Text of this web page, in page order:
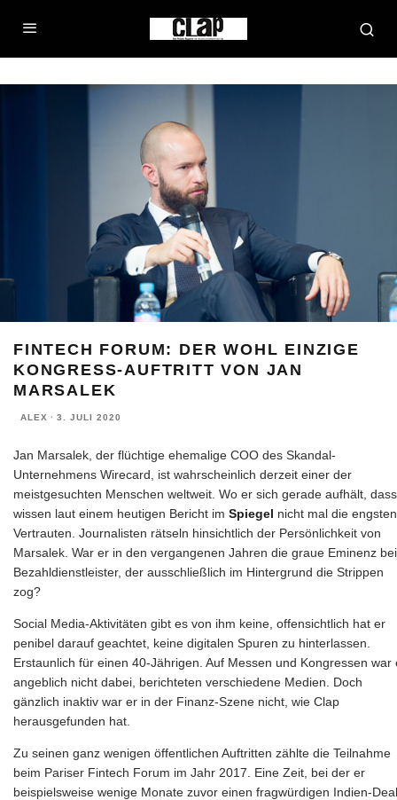
FINTECH FORUM: DER WOHL EINZIGE
KONGRESS-AUFTRITT VON JAN
MARSALEK
ALEX · 3. JULI 2020
Jan Marsalek, der flüchtige ehemalige COO des Skandal-
Unternehmens Wirecard, ist wahrscheinlich derzeit einer der
meistgesuchten Menschen weltweit. Wo er sich gerade aufhält, dass
wissen laut einem heutigen Bericht im Spiegel nicht mal die engsten
Vertrauten. Journalisten rätseln hinsichtlich der Persönlichkeit von
Marsalek. War er in den vergangenen Jahren die graue Eminenz
Bezahldienstleister, der ausschließlich im Hintergrund die Strippen
zog?
Social Media-Aktivitäten gibt es von ihm keine, offensichtlich hat er
penibel darauf geachtet, keine digitalen Spuren zu hinterlassen.
Erstaunlich für einen 40-Jährigen. Auf Messen und Kongressen war
angeblich nicht dabei, berichteten verschiedene Medien. Doch
gänzlich inaktiv war er in der Finanz-Szene nicht, wie Clap
herausgefunden hat.
Zu seinen ganz wenigen öffentlichen Auftritten zählte die Teilnahme
beim Pariser Fintech Forum im Jahr 2017. Eine Zeit, bei der er
beispielsweise wenige Monate zuvor einen fragwürdigen Indien-Deal